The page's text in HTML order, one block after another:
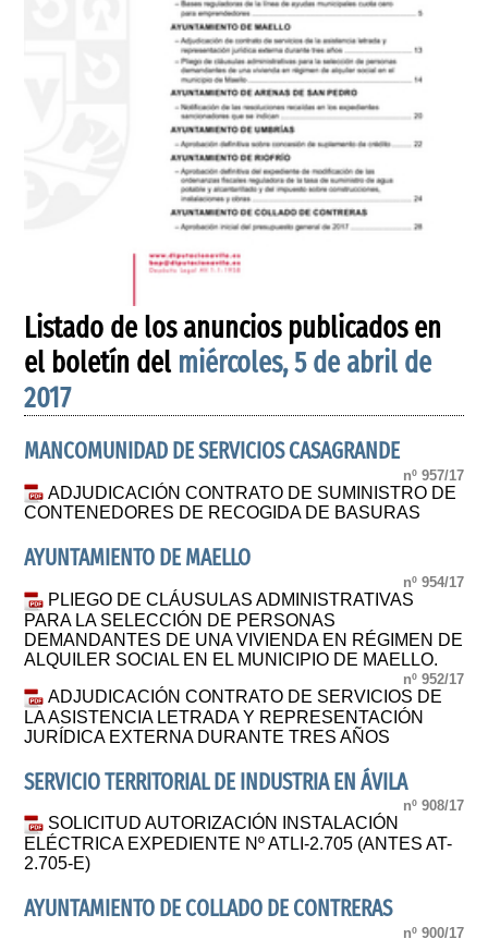
Listado de los anuncios publicados en
el boletín del miércoles, 5 de abril de
2017
MANCOMUNIDAD DE SERVICIOS CASAGRANDE
nº 957/17
ADJUDICACIÓN CONTRATO DE SUMINISTRO DE
CONTENEDORES DE RECOGIDA DE BASURAS
AYUNTAMIENTO DE MAELLO
nº 954/17
PLIEGO DE CLÁUSULAS ADMINISTRATIVAS
PARA LA SELECCIÓN DE PERSONAS
DEMANDANTES DE UNA VIVIENDA EN RÉGIMEN DE
ALQUILER SOCIAL EN EL MUNICIPIO DE MAELLO.
nº 952/17
ADJUDICACIÓN CONTRATO DE SERVICIOS DE
LA ASISTENCIA LETRADA Y REPRESENTACIÓN
JURÍDICA EXTERNA DURANTE TRES AÑOS
SERVICIO TERRITORIAL DE INDUSTRIA EN ÁVILA
nº 908/17
SOLICITUD AUTORIZACIÓN INSTALACIÓN
ELÉCTRICA EXPEDIENTE Nº ATLI-2.705 (ANTES AT-
2.705-E)
AYUNTAMIENTO DE COLLADO DE CONTRERAS
nº 900/17